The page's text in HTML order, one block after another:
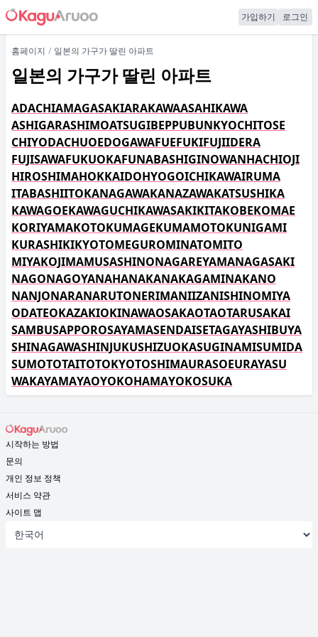
가입하기 로그인
홈페이지 일본의 가구가 딸린 아파트
일본의 가구가 딸린 아파트
ADACHIAMAGASAKIARAKAWAASAHIKAWA
ASHIGARASHIMOATSUGIBEPPUBUNKYOCHITOSE
CHIYODACHUOEDOGAWAFUEFUKIFUJIIDERA
FUJISAWAFUKUOKAFUNABASHIGINOWANHACHIOJI
HIROSHIMAHOKKAIDOHYOGOICHIKAWAIRUMA
ITABASHIITOKANAGAWAKANAZAWAKATSUSHIKA
KAWAGOEKAWAGUCHIKAWASAKIKITAKOBEKOMAE
KORIYAMAKOTOKUMAGEKUMAMOTOKUNIGAMI
KURASHIKIKYOTOMEGUROMINATOMITO
MIYAKOJIMAMUSASHINONAGAREYAMANAGASAKI
NAGONAGOYANAHANAKANAKAGAMINAKANO
NANJONARANARUTONERIMANIIZANISHINOMIYA
ODATEOKAZAKIOKINAWAOSAKAOTAOTARUSAKAI
SAMBUSAPPOROSAYAMASENDAISETAGAYASHIBUYA
SHINAGAWASHINJUKUSHIZUOKASUGINAMISUMIDA
SUMOTOTAITOTOKYOTOSHIMAURASOEURAYASU
WAKAYAMAYAOYOKOHAMAYOKOSUKA
시작하는 방법
문의
개인 정보 정책
서비스 약관
사이트 맵